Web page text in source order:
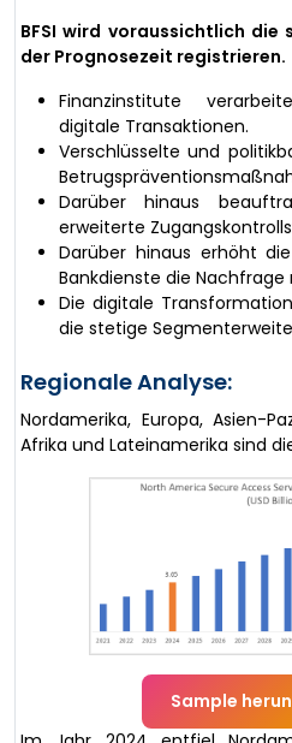
BFSI wird voraussichtlich die
der Prognosezeit registrieren.
Finanzinstitute
digitale Transaktionen.
Verschlüsselte und
Darüber hinaus
erweiterte
Darüber hinaus erhöht
Bankdienste die
Die digitale
die stetige
Regionale Analyse:
Nordamerika, Europa, Asien-
Afrika und Lateinamerika sind
Sample